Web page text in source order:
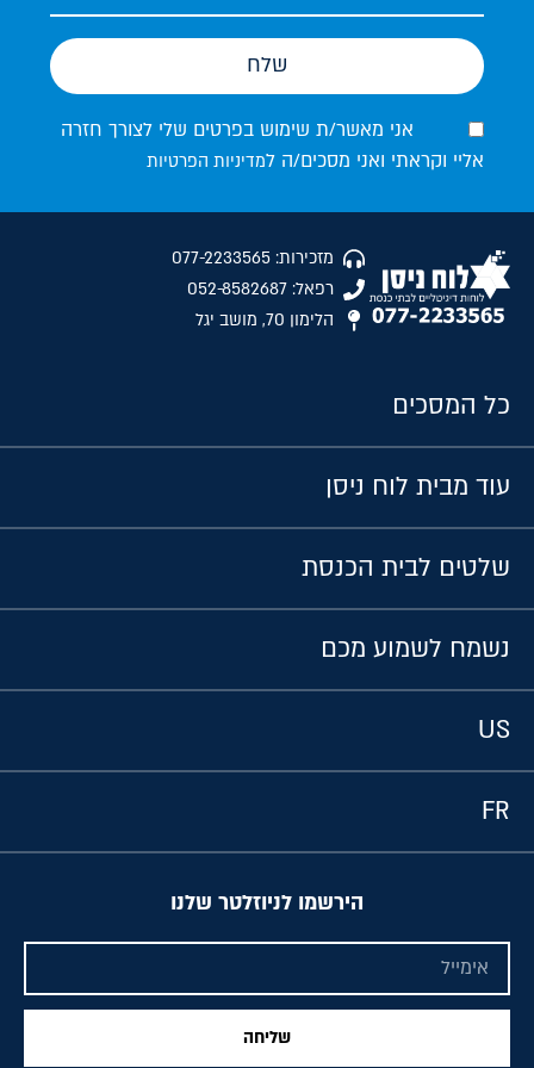
אני מאשר/ת שימוש בפרטים שלי לצורך חזרה
אליי וקראתי ואני מסכים/ה למדיניות הפרטיות
שלח
מזכירות: 077-2233565
רפאל: 052-8582687
הלימון 70, מושב יגל
כל המסכים
עוד מבית לוח ניסן
שלטים לבית הכנסת
נשמח לשמוע מכם
US
FR
הירשמו לניוזלטר שלנו
שליחה